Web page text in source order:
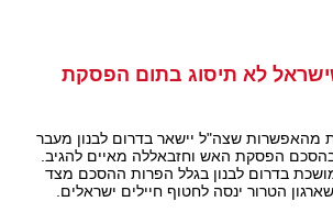
לא תיסוג בתום הפסקת
מהאפשרות שצה"ל יישאר בדרום לבנון מעבר
בהסכם הפסקת האש וחזבאללה מאיים להגיב.
בדרום לבנון בגלל הפרות ההסכם מצד
הטרור ינסה לחטוף חיילים ישראלים.